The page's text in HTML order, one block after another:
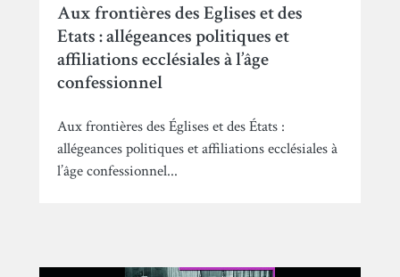
Aux frontières des Eglises et des
Etats : allégeances politiques et
affiliations ecclésiales à l’âge
confessionnel
Aux frontières des Églises et des États :
allégeances politiques et affiliations ecclésiales à
l’âge confessionnel...